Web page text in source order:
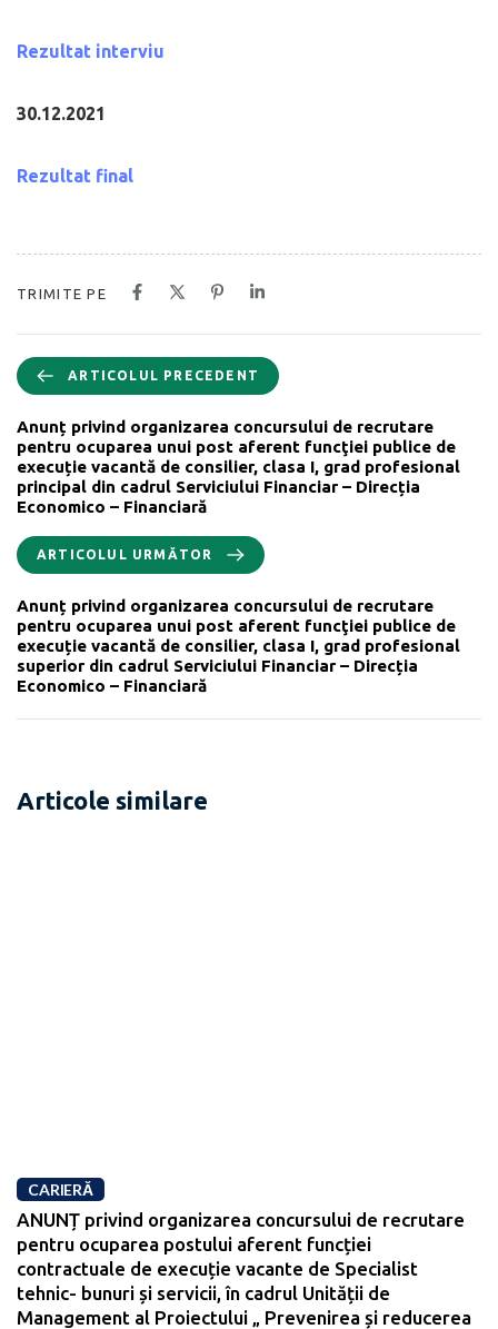
Rezultat interviu
30.12.2021
Rezultat final
TRIMITE PE
ARTICOLUL PRECEDENT
Anunț privind organizarea concursului de recrutare
pentru ocuparea unui post aferent funcţiei publice de
execuție vacantă de consilier, clasa I, grad profesional
principal din cadrul Serviciului Financiar – Direcția
Economico – Financiară
ARTICOLUL URMĂTOR
Anunț privind organizarea concursului de recrutare
pentru ocuparea unui post aferent funcţiei publice de
execuție vacantă de consilier, clasa I, grad profesional
superior din cadrul Serviciului Financiar – Direcția
Economico – Financiară
Articole similare
CARIERĂ
ANUNȚ privind organizarea concursului de recrutare
pentru ocuparea postului aferent funcției
contractuale de execuție vacante de Specialist
tehnic- bunuri și servicii, în cadrul Unității de
Management al Proiectului „ Prevenirea și reducerea